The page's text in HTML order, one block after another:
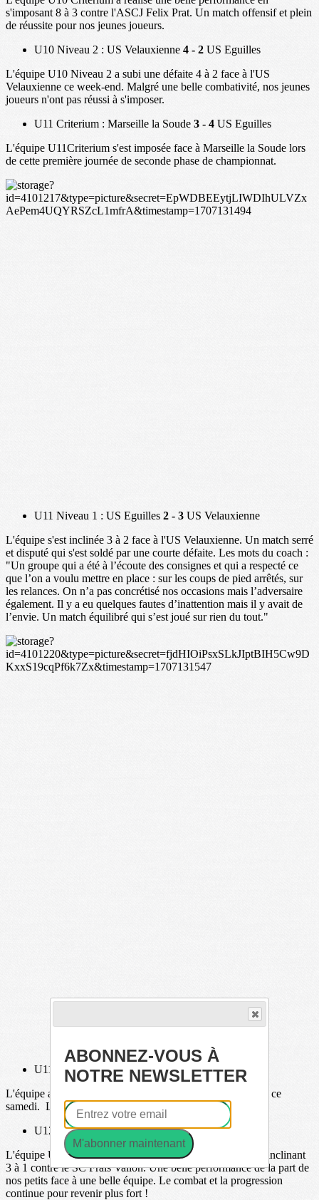
s'imposant 8 à 3 contre l'ASCJ Felix Prat. Un match offensif et plein
de réussite pour nos jeunes joueurs.
U10 Niveau 2 : US Velauxienne 4 - 2 US Eguilles
L'équipe U10 Niveau 2 a subi une défaite 4 à 2 face à l'US
Velauxienne ce week-end. Malgré une belle combativité, nos jeunes
joueurs n'ont pas réussi à s'imposer.
U11 Criterium : Marseille la Soude 3 - 4 US Eguilles
L'équipe U11Criterium s'est imposée face à Marseille la Soude lors
de cette première journée de seconde phase de championnat.
U11 Niveau 1 : US Eguilles 2 - 3 US Velauxienne
L'équipe s'est inclinée 3 à 2 face à l'US Velauxienne. Un match serré
et disputé qui s'est soldé par une courte défaite. Les mots du coach :
"Un groupe qui a été à l’écoute des consignes et qui a respecté ce
que l’on a voulu mettre en place : sur les coups de pied arrêtés, sur
les relances. On n’a pas concrétisé nos occasions mais l’adversaire
également. Il y a eu quelques fautes d’inattention mais il y avait de
l’envie. Un match équilibré qui s’est joué sur rien du tout."
U11 Niveau 2 : S.O. de Septemes 3 - 4US Eguilles
L'équipe a décrochée une victoire face au SO de Septèmes ce
samedi. Le travail continue à l’entraînement !
U12 Criterium : US Eguilles1 - 3SC Frais Vallon
L'équipe U12 Criterium a connu la défaite ce week-end, s'inclinant
3 à 1 contre le SC Frais Vallon. Une belle performance de la part de
nos petits face à une belle équipe. Le combat et la progression
continue pour revenir plus fort !
ABONNEZ-VOUS À
NOTRE NEWSLETTER
M'abonner maintenant